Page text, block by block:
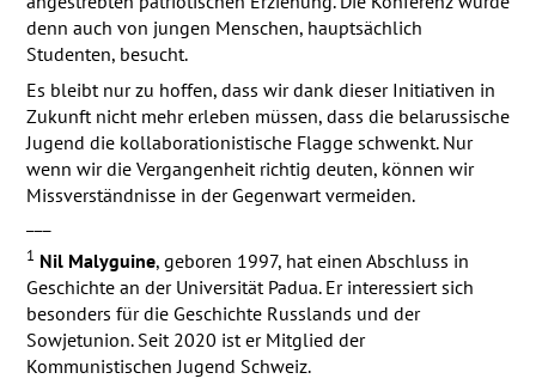
denn auch von jungen Menschen, hauptsächlich
Studenten, besucht.
Es bleibt nur zu hoffen, dass wir dank dieser Initiativen in
Zukunft nicht mehr erleben müssen, dass die belarussische
Jugend die kollaborationistische Flagge schwenkt. Nur
wenn wir die Vergangenheit richtig deuten, können wir
Missverständnisse in der Gegenwart vermeiden.
1 Nil Malyguine, geboren 1997, hat einen Abschluss in
Geschichte an der Universität Padua. Er interessiert sich
besonders für die Geschichte Russlands und der
Sowjetunion. Seit 2020 ist er Mitglied der
Kommunistischen Jugend Schweiz.